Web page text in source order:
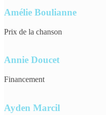
Amélie Boulianne
Prix de la chanson
Annie Doucet
Financement
Ayden Marcil